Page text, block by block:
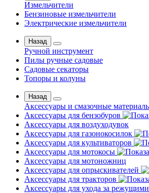
Измельчители
Бензиновые измельчители
Электрические измельчители
Назад
Ручной инструмент
Пилы ручные садовые
Садовые секаторы
Топоры и колуны
Назад
Аксессуары и смазочные
Аксессуары для бензобуров
Аксессуары для воздуходувок
Аксессуары для газонокосилок
Аксессуары для культиваторов
Аксессуары для мотокосы
Аксессуары для мотоножниц
Аксессуары для опрыскивателей
Аксессуары для тракторов
Аксессуары для ухода за